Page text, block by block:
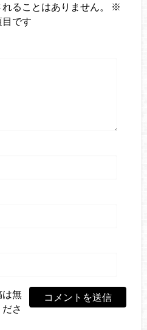
ることはありません。
※
です
は無
さ